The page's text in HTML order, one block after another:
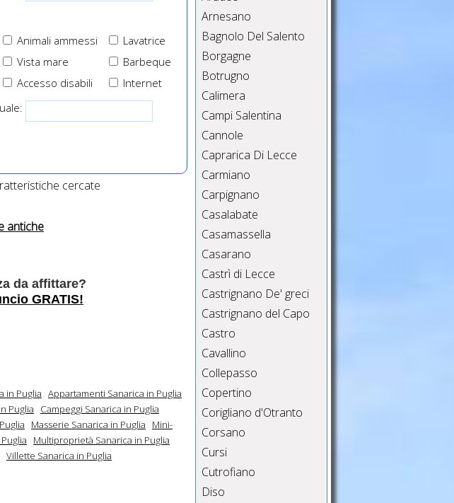
Animali ammessi
Lavatrice
Vista mare
Barbeque
Internet
Accesso disabili
cercate
antiche
da affittare?
GRATIS!
in Puglia Appartamenti Sanarica in Puglia
Puglia
Campeggi Sanarica in Puglia
Masserie Sanarica in Puglia
Mini-
Multiproprietà Sanarica in Puglia
Villette Sanarica in Puglia
Arnesano
Bagnolo Del Salento
Borgagne
Botrugno
Calimera
Campi Salentina
Cannole
Caprarica Di Lecce
Carmiano
Carpignano
Casalabate
Casamassella
Casarano
Castrì di Lecce
Castrignano De' greci
Castrignano del Capo
Castro
Cavallino
Collepasso
Copertino
Corigliano d'Otranto
Corsano
Cursi
Cutrofiano
Diso